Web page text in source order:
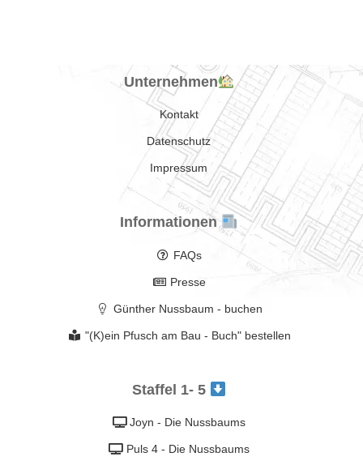
Unternehmen
Kontakt
Datenschutz
Impressum
Informationen
FAQs
Presse
Günther Nussbaum - buchen
"(K)ein Pfusch am Bau - Buch" bestellen
Staffel 1- 5
Joyn - Die Nussbaums
Puls 4 - Die Nussbaums